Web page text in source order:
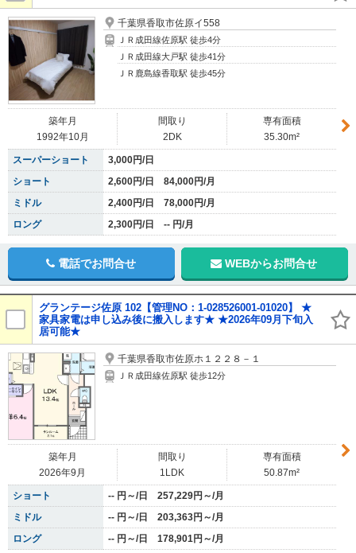
千葉県香取市佐原イ558
ＪＲ成田線佐原駅 徒歩4分
ＪＲ成田線大戸駅 徒歩41分
ＪＲ鹿島線香取駅 徒歩45分
築年月
1992年10月
間取り
2DK
専有面積
35.30m²
スーパーショート
3,000円/日
ショート
2,600円/日 84,000円/月
ミドル
2,400円/日 78,000円/月
ロング
2,300円/日 -- 円/月
電話でお問合せ WEBからお問合せ
グランテージ佐原 102【管理NO：1-028526001-01020】 ★
家具家電は申し込み後に搬入します★ ★2026年09月下旬入
居可能★
千葉県香取市佐原ホ１２２８－１
ＪＲ成田線佐原駅 徒歩12分
築年月
2026年9月
間取り
1LDK
専有面積
50.87m²
ショート
-- 円～/日 257,229円～/月
ミドル
-- 円～/日 203,363円～/月
ロング
-- 円～/日 178,901円～/月